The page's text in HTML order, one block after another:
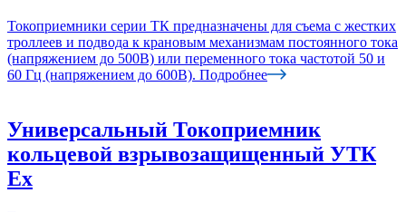
Токоприемники серии ТК предназначены для съема с жестких
троллеев и подвода к крановым механизмам постоянного тока
(напряжением до 500В) или переменного тока частотой 50 и
60 Гц (напряжением до 600В). Подробнее
Универсальный Токоприемник
кольцевой взрывозащищенный УТК
Ех